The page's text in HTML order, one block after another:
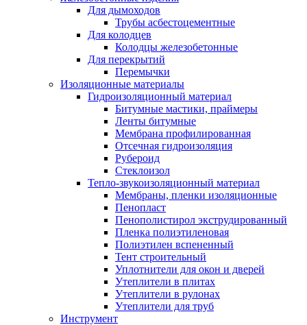
Для дымоходов
Трубы асбестоцементные
Для колодцев
Колодцы железобетонные
Для перекрытий
Перемычки
Изоляционные материалы
Гидроизоляционный материал
Битумные мастики, праймеры
Ленты битумные
Мембрана профилированная
Отсечная гидроизоляция
Рубероид
Стеклоизол
Тепло-звукоизоляционный материал
Мембраны, пленки изоляционные
Пенопласт
Пенополистирол экструдированный
Пленка полиэтиленовая
Полиэтилен вспененный
Тент строительный
Уплотнители для окон и дверей
Утеплители в плитах
Утеплители в рулонах
Утеплители для труб
Инструмент